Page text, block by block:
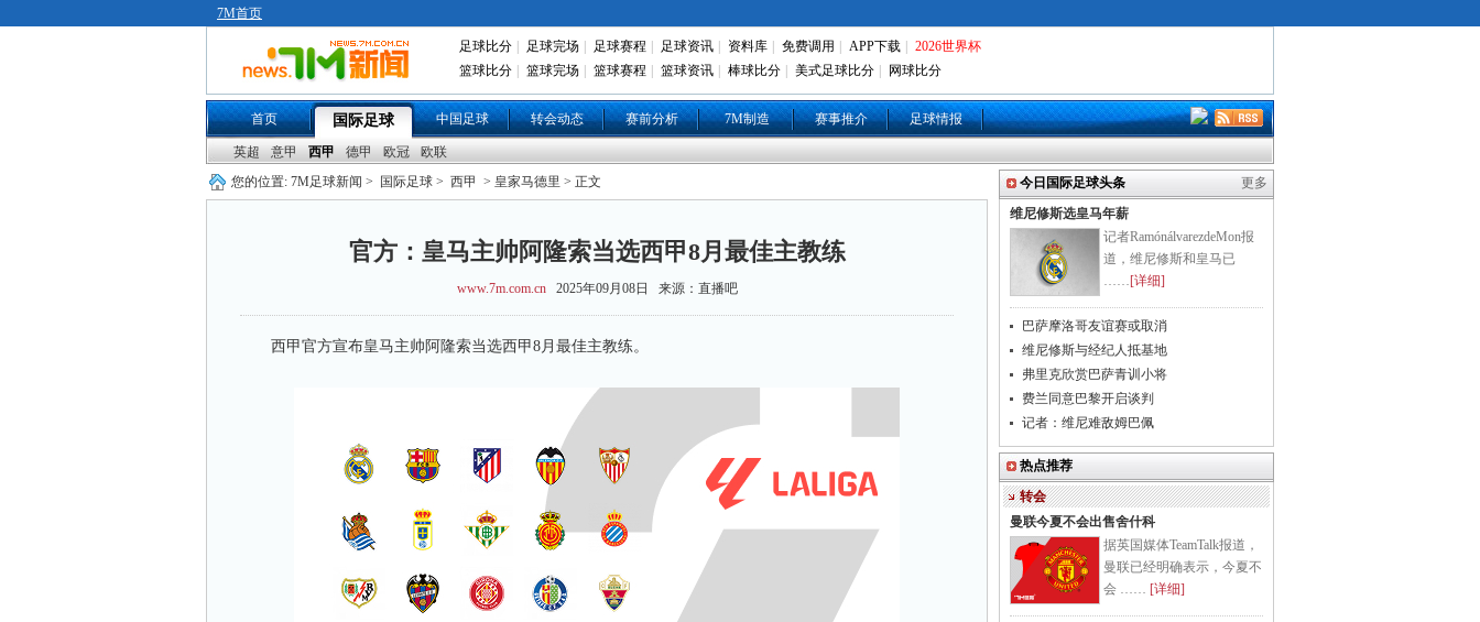
7M首页
足球比分 足球完场 足球赛程 足球资讯 资料库 免费调用 APP下载
2026世界杯
篮球比分
篮球完场 篮球赛程 篮球资讯 棒球比分 美式足球比分 网球比分
首页 国际足球 中国足球 转会动态 赛前分析 7M制造 赛事推介 足球情报
英超 意甲 西甲 德甲 欧冠
欧联
您的位置: 7M足球新闻 > 国际足球 > 西甲 > 皇家马德里 > 正文
官方：皇马主帅阿隆索当选西甲8月最佳主教练
www.7m.com.cn2025年09月08日 来源：直播吧
西甲官方宣布皇马主帅阿隆索当选西甲8月最佳主教练。
今日国际足球头条
更多
维尼修斯选皇马年薪
记者RamónálvarezdeMon报
道，维尼修斯和皇马已
……[详细]
巴萨摩洛哥友谊赛或取消
维尼修斯与经纪人抵基地
弗里克欣赏巴萨青训小将
费兰同意巴黎开启谈判
记者：维尼难敌姆巴佩
热点推荐
转会
曼联今夏不会出售舍什科
据英国媒体TeamTalk报道，
曼联已经明确表示，今夏不
会 …… [详细]